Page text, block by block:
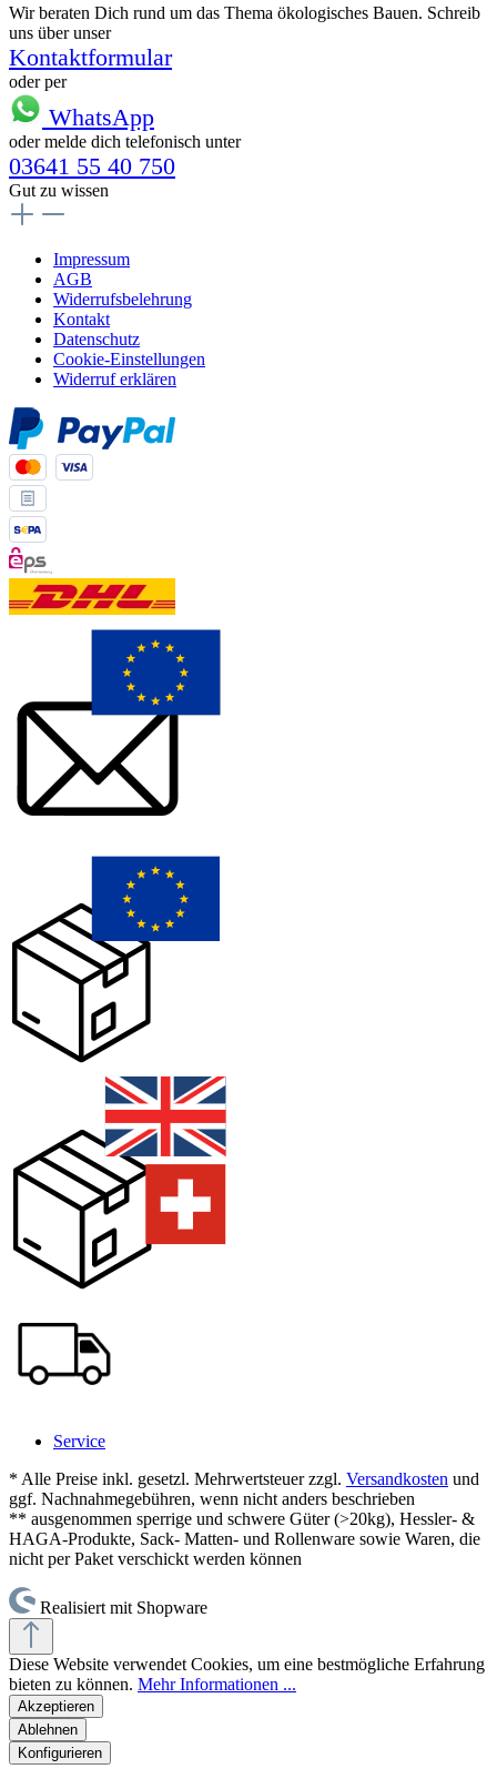
Wir beraten Dich rund um das Thema ökologisches Bauen. Schreib
uns über unser
Kontaktformular
oder per
WhatsApp
oder melde dich telefonisch unter
03641 55 40 750
Gut zu wissen
Impressum
AGB
Widerrufsbelehrung
Kontakt
Datenschutz
Cookie-Einstellungen
Widerruf erklären
Service
* Alle Preise inkl. gesetzl. Mehrwertsteuer zzgl. Versandkosten und
ggf. Nachnahmegebühren, wenn nicht anders beschrieben
** ausgenommen sperrige und schwere Güter (>20kg), Hessler- &
HAGA-Produkte, Sack- Matten- und Rollenware sowie Waren, die
nicht per Paket verschickt werden können
Realisiert mit Shopware
Diese Website verwendet Cookies, um eine bestmögliche Erfahrung
bieten zu können. Mehr Informationen ...
Akzeptieren
Ablehnen
Konfigurieren